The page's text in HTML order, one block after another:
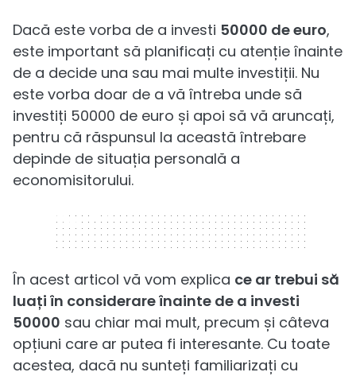
Dacă este vorba de a investi 50000 de euro,
este important să planificați cu atenție înainte
de a decide una sau mai multe investiții. Nu
este vorba doar de a vă întreba unde să
investiți 50000 de euro și apoi să vă aruncați,
pentru că răspunsul la această întrebare
depinde de situația personală a
economisitorului.
320 x 50
În acest articol vă vom explica ce ar trebui să
luați în considerare înainte de a investi
50000 sau chiar mai mult, precum și câteva
opțiuni care ar putea fi interesante. Cu toate
acestea, dacă nu sunteți familiarizați cu